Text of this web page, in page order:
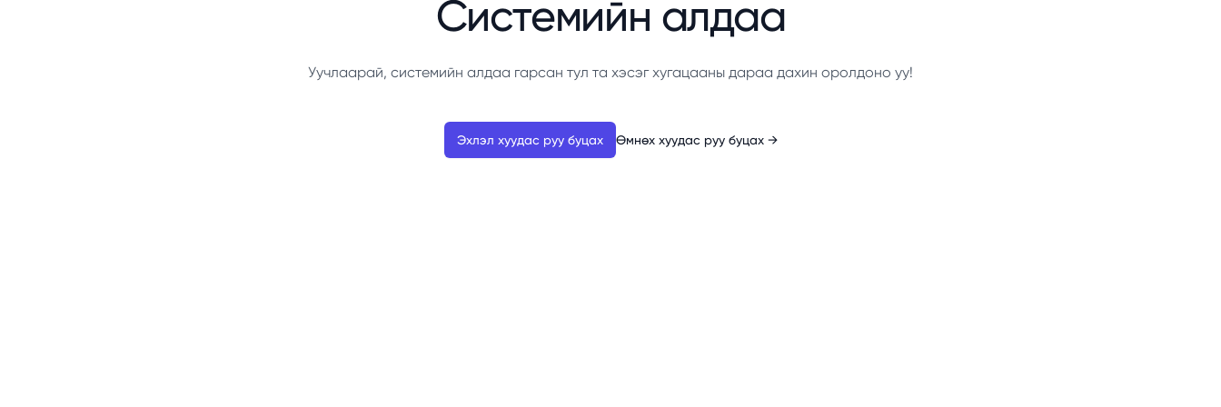
Системийн алдаа
Уучлаарай, системийн алдаа гарсан тул та хэсэг хугацааны дараа дахин оролдоно уу!
Эхлэл хуудас руу буцах Өмнөх хуудас руу буцах →